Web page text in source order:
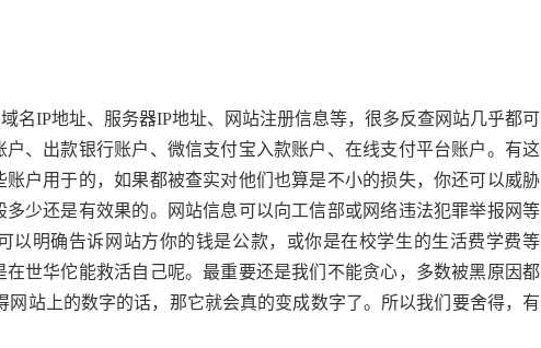
名IP地址、服务器IP地址、网站注册信息等，很多反查网站几乎都可
、出款银行账户、微信支付宝入款账户、在线支付平台账户。有这
户用于的，如果都被查实对他们也算是不小的损失，你还可以威胁
少还是有效果的。网站信息可以向工信部或网络违法犯罪举报网等
以明确告诉网站方你的钱是公款，或你是在校学生的生活费学费等
世华佗能救活自己呢。最重要还是我们不能贪心，多数被黑原因都
网站上的数字的话，那它就会真的变成数字了。所以我们要舍得，有